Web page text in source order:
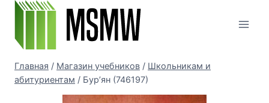
Перейти
содержимому
Главная / Магазин учебников / Школьникам и
абитуриентам / Бур’ян (746197)